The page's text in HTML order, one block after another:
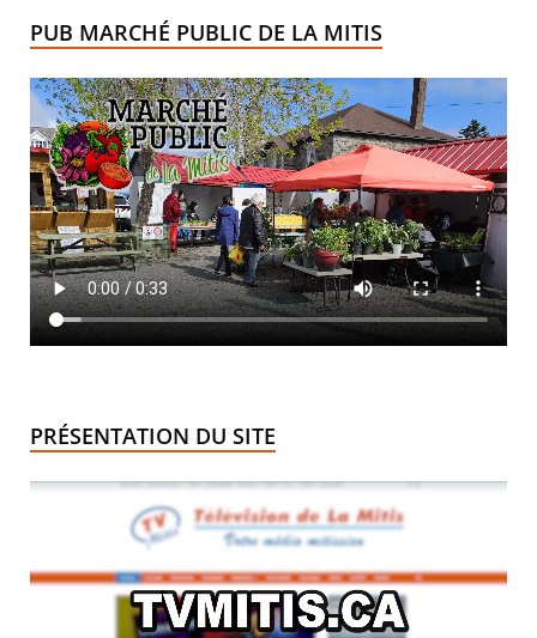
PUB MARCHÉ PUBLIC DE LA MITIS
PRÉSENTATION DU SITE